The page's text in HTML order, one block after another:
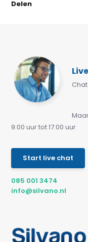
Delen
9:00 uur tot 17:00 uur
Start live chat
085 001 3474
info@silvano.nl